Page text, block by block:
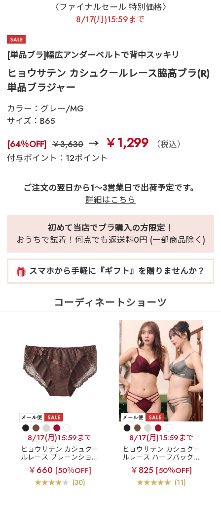
〈ファイナルセール 特別価格〉
8/17(月)15:59まで
[単品ブラ]幅広アンダーベルトで背中スッキリ
ヒョウサテン カシュクールレース脇高ブラ(R)
単品ブラジャー
カラー： グレー/MG
サイズ： B65
[64％OFF] ￥3,630 ￥1,299
（税込）
付与ポイント：12ポイント
ご注文の翌日から1～3営業日で出荷予定です。
詳細はこちら
初めて当店でブラ購入の方限定！
おうちで試着！何点でも返送料0円 (一部商品除く)
スマホから手軽に『ギフト』を贈りませんか？
コーディネートショーツ
8/17(月)15:59まで
ヒョウサテン カシュクー
ルレース プレーンショー
ツ
￥660 [50％OFF]
(30)
8/17(月)15:59まで
ヒョウサテン カシュクー
ルレース ハーフバックシ
ョーツ
￥825 [50％OFF]
(11)